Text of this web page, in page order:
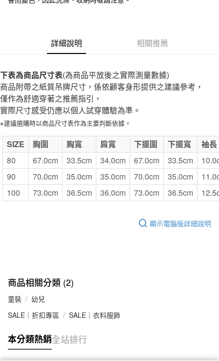
每筆NT$65，滿NT$1,000(含以上)免運費
每筆NT$150，滿NT$2,000(含以上)免運費
無印良品門市自取
免運費
詳細說明 相關推薦
下表為商品尺寸表(為商品平放後之實際測量數據)
商品附帶之紙質吊牌尺寸，係依顧客身形提供之建議參考，
僅作為舒適穿著之推薦指引，
實際尺寸感受仍應以個人試穿體驗為準。
※建議選購時以商品尺寸表作為主要判斷依據。
SIZE 胸圍 胸寬 肩寬 下擺圍 下擺寬
袖長
80
67.0cm 33.5cm 34.0cm 67.0cm 33.5cm
90
70.0cm 35.0cm 35.0cm 70.0cm 35.0cm
100
73.0cm 36.5cm 36.0cm 73.0cm 36.5cm
顯示電腦版詳細說明
商品相關分類 (2)
童裝
幼兒
SALE｜折扣專區
SALE｜衣料服飾
本分類熱銷全站排行